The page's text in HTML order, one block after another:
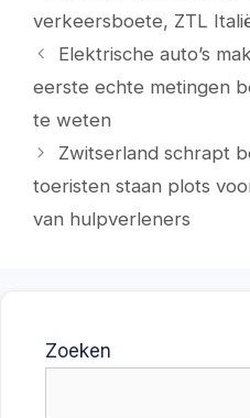
verkeersboete, ZTL
Elektrische auto’s
eerste echte metingen
te weten
Zwitserland schrapt
toeristen staan plots
van hulpverleners
Zoeken